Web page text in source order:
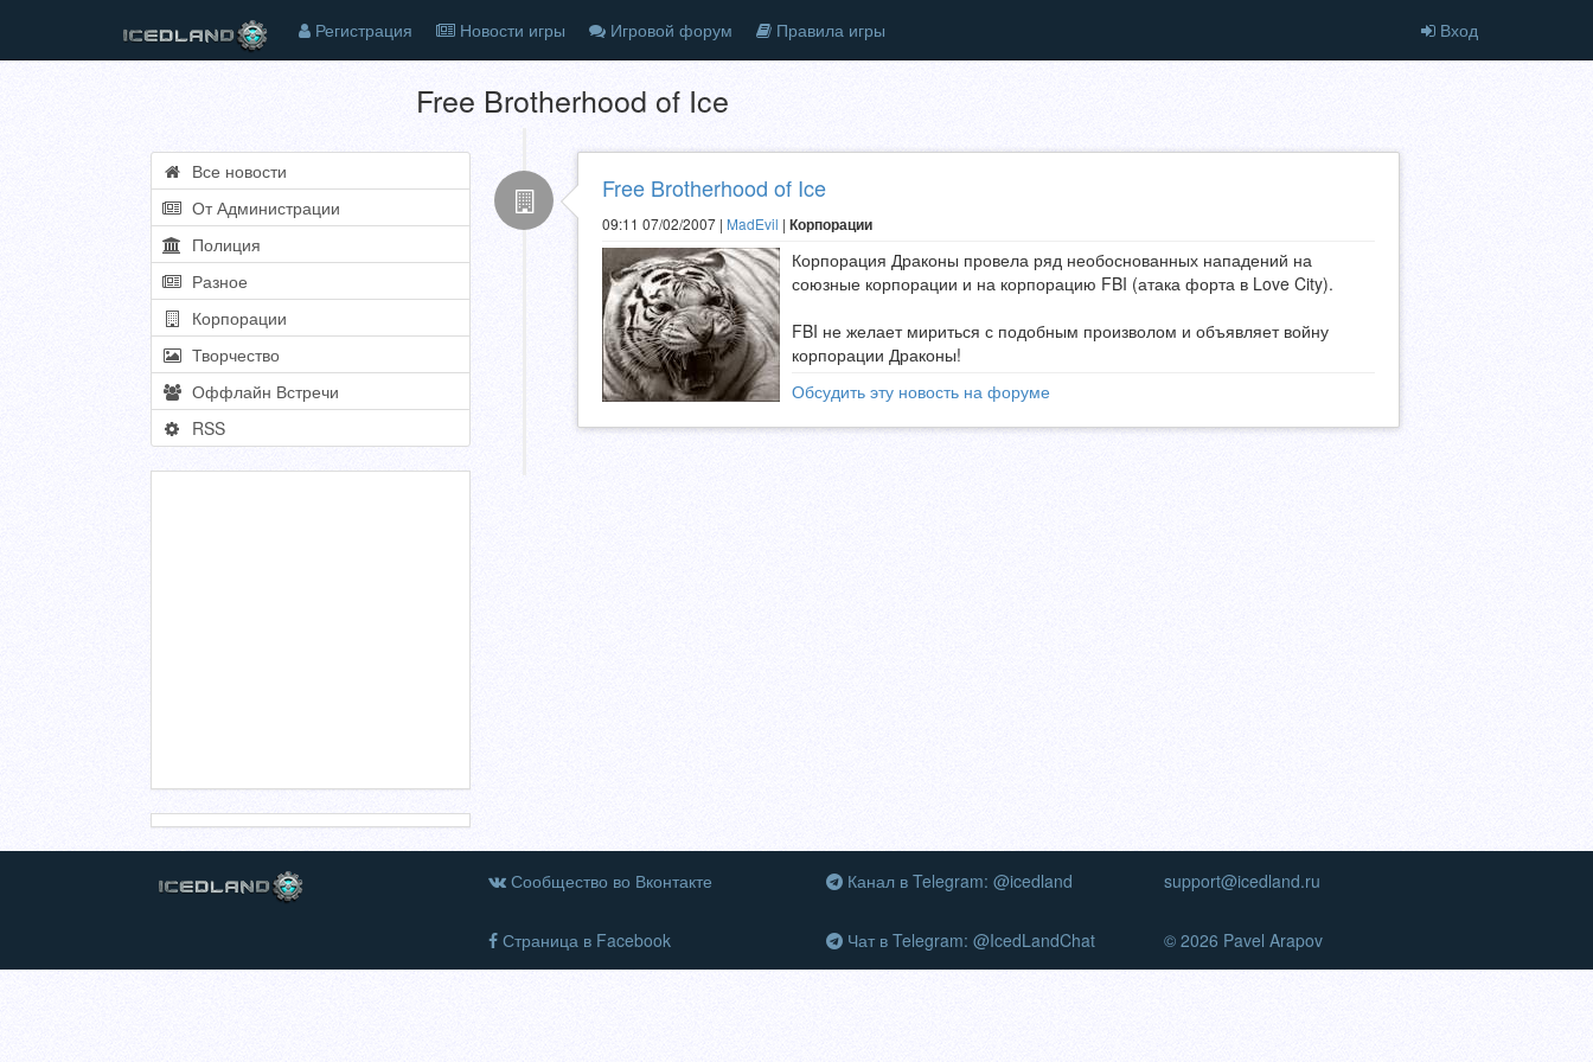
Регистрация Новости игры Игровой форум Правила игры Вход
Free Brotherhood of Ice
Все новости
От Администрации
Полиция
Разное
Корпорации
Творчество
Оффлайн Встречи
RSS
Free Brotherhood of Ice
09:11 07/02/2007 | MadEvil | Корпорации
Корпорация Драконы провела ряд необоснованных нападений на
союзные корпорации и на корпорацию FBI (атака форта в Love City).
FBI не желает мириться с подобным произволом и объявляет войну
корпорации Драконы!
Обсудить эту новость на форуме
Сообщество во Вконтакте
Страница в Facebook
Канал в Telegram: @icedland
Чат в Telegram: @IcedLandChat
support@icedland.ru
© 2026 Pavel Arapov